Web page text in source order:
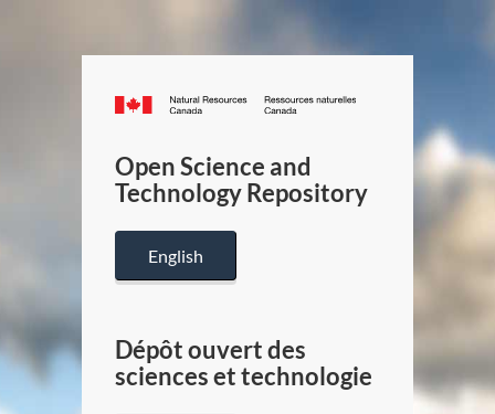
Canada.ca
/
Canada
Open Science and
Technology Repository
English
Dépôt ouvert des
sciences et technologie